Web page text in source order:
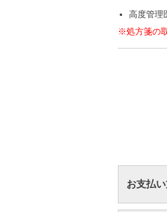
高度管理
※処方箋の
お支払